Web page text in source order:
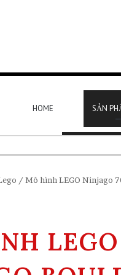
HOME SẢN
/ Mô hình LEGO Ninjago